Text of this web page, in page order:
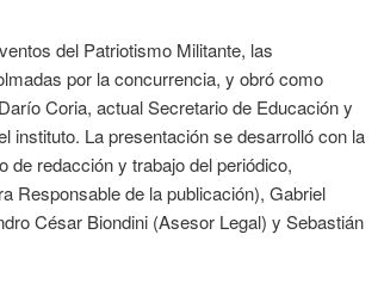
del Patriotismo Militante, las
por la concurrencia, y obró como
Coria, actual Secretario de Educación y
instituto. La presentación se desarrolló con la
de redacción y trabajo del periódico,
Responsable de la publicación), Gabriel
César Biondini (Asesor Legal) y Sebastián